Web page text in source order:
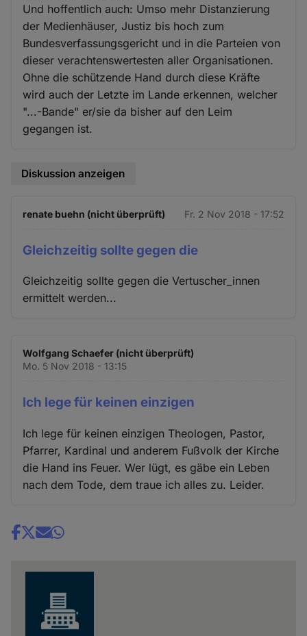
Und hoffentlich auch: Umso mehr Distanzierung
der Medienhäuser, Justiz bis hoch zum
Bundesverfassungsgericht und in die Parteien von
dieser verachtenswertesten aller Organisationen.
Ohne die schützende Hand durch diese Kräfte
wird auch der Letzte im Lande erkennen, welcher
"...-Bande" er/sie da bisher auf den Leim
gegangen ist.
Diskussion anzeigen
renate buehn (nicht überprüft) Fr. 2 Nov 2018 - 17:52
Gleichzeitig sollte gegen die
Gleichzeitig sollte gegen die Vertuscher_innen
ermittelt werden...
Wolfgang Schaefer (nicht überprüft)
Mo. 5 Nov 2018 - 13:15
Ich lege für keinen einzigen
Ich lege für keinen einzigen Theologen, Pastor,
Pfarrer, Kardinal und anderem Fußvolk der Kirche
die Hand ins Feuer. Wer lügt, es gäbe ein Leben
nach dem Tode, dem traue ich alles zu. Leider.
Share